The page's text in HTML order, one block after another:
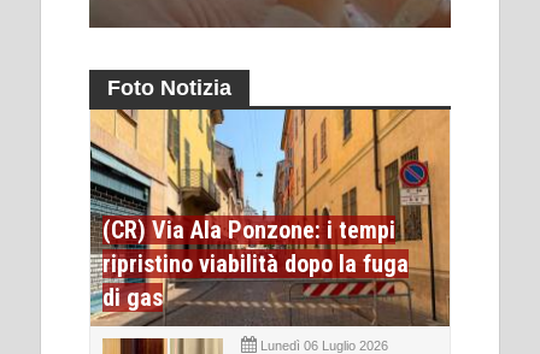
Foto Notizia
(CR) Via Ala Ponzone: i tempi
ripristino viabilità dopo la fuga
di gas
Lunedì 06 Luglio 2026